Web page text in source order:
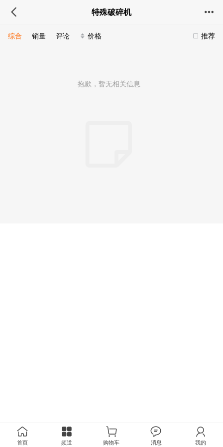
特殊破碎机
推荐
综合 销量 评论 价格
抱歉，暂无相关信息
首页 频道 购物车 消息 我的